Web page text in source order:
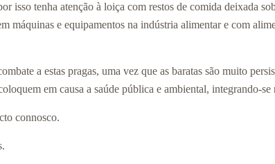
isso tenha atenção à loiça com restos de comida deixada
máquinas e equipamentos na indústria alimentar e com
a estas pragas, uma vez que as baratas são muito
em causa a saúde pública e ambiental, integrando-se
connosco.